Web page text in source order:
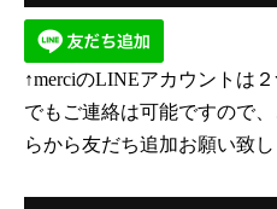
↑merciのLINEアカウントは
でもご連絡は可能ですので
らから友だち追加お願い致し